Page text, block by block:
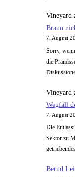
Vineyard
Braun
7. August
Sorry,
die
Vineyard
Wegfall
7. August
Die
Sektor zu
Bernd